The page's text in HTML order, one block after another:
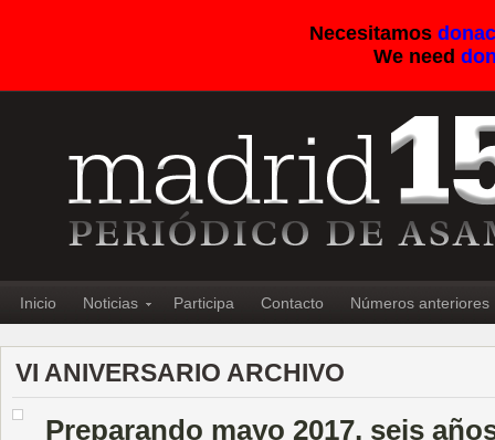
Necesitamos
We need
Inicio Noticias Participa Contacto Números anteriores
VI ANIVERSARIO ARCHIVO
Preparando mayo 2017, seis